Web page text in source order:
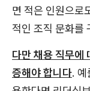
면 적은 인원으로
적인 조직 문화를
다만 채용 직무에
증해야 합니다. 예